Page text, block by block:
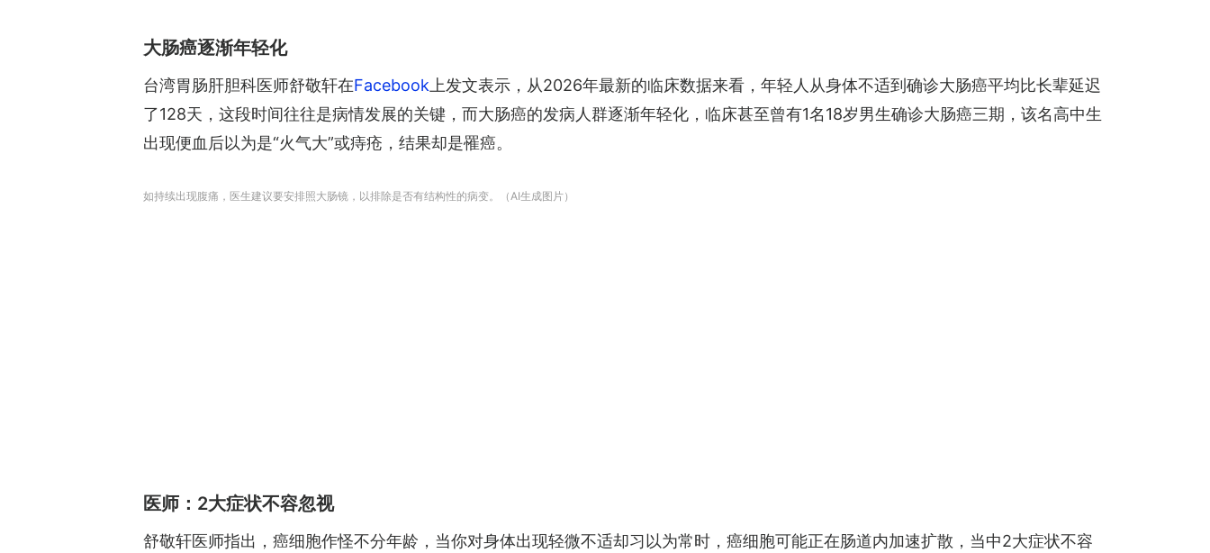
大肠癌逐渐年轻化
台湾胃肠肝胆科医师舒敬轩在Facebook 上发文表示，从2026年最新的临床数据来看，年轻人从身体不适到确诊大肠癌平均比长辈延迟
了128天，这段时间往往是病情发展的关键，而大肠癌的发病人群逐渐年轻化，临床甚至曾有1名18岁男生确诊大肠癌三期，该名高中生
出现便血后以为是“火气大”或痔疮，结果却是罹癌。
如持续出现腹痛，医生建议要安排照大肠镜，以排除是否有结构性的病变。（AI生成图片）
医师：2大症状不容忽视
舒敬轩医师指出，癌细胞作怪不分年龄，当你对身体出现轻微不适却习以为常时，癌细胞可能正在肠道内加速扩散，当中2大症状不容